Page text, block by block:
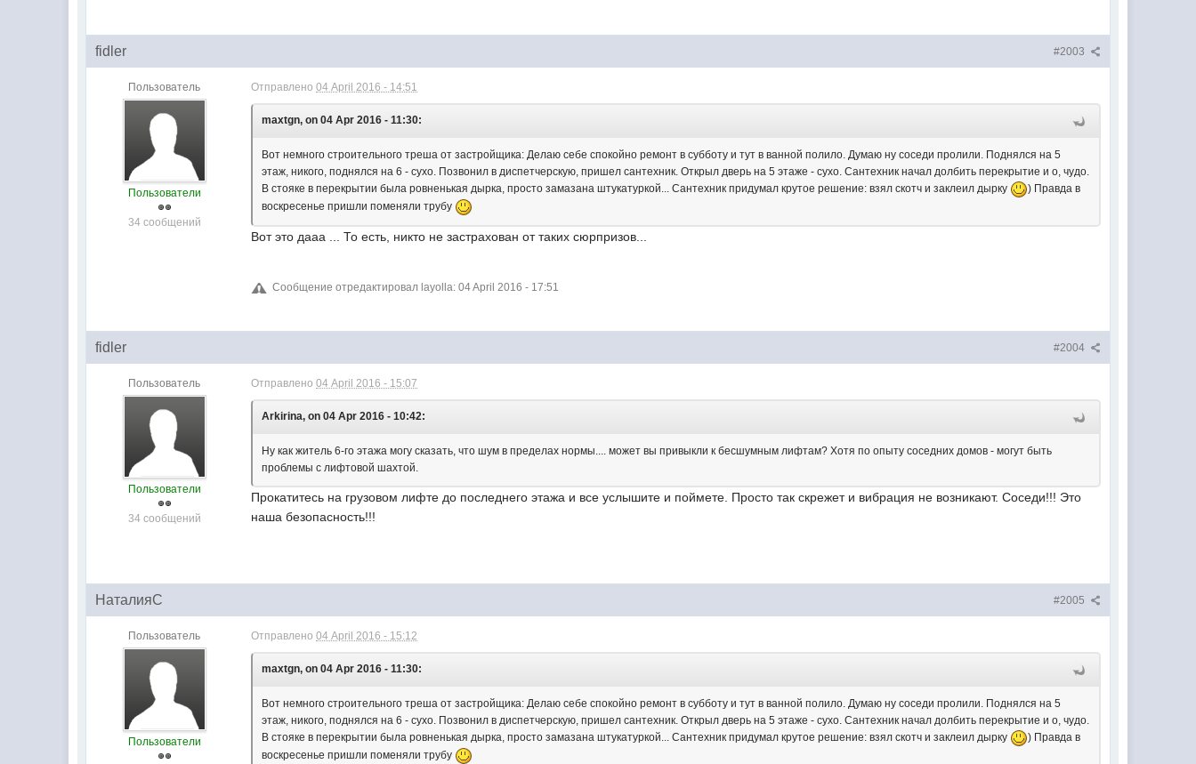
#2003
fidler
Пользователь
Пользователи
34 сообщений
Отправлено04 April 2016 - 14:51
maxtgn, on 04 Apr 2016 - 11:30:
Вот немного строительного треша от застройщика: Делаю себе спокойно ремонт в субботу и тут в ванной полило. Думаю ну соседи пролили. Поднялся на 5
этаж, никого, поднялся на 6 - сухо. Позвонил в диспетчерскую, пришел сантехник. Открыл дверь на 5 этаже - сухо. Сантехник начал долбить перекрытие и о, чудо.
В стояке в перекрытии была ровненькая дырка, просто замазана штукатуркой... Сантехник придумал крутое решение: взял скотч и заклеил дырку
) Правда в
воскресенье пришли поменяли трубу
Вот это дааа ... То есть, никто не застрахован от таких сюрпризов...
Сообщение отредактировал layolla: 04 April 2016 - 17:51
#2004
fidler
Пользователь
Пользователи
34 сообщений
Отправлено04 April 2016 - 15:07
Arkirina, on 04 Apr 2016 - 10:42:
Ну как житель 6-го этажа могу сказать, что шум в пределах нормы.... может вы привыкли к бесшумным лифтам? Хотя по опыту соседних домов - могут быть
проблемы с лифтовой шахтой.
Прокатитесь на грузовом лифте до последнего этажа и все услышите и поймете. Просто так скрежет и вибрация не возникают. Соседи!!! Это
наша безопасность!!!
#2005
НаталияС
Пользователь
Пользователи
Отправлено04 April 2016 - 15:12
maxtgn, on 04 Apr 2016 - 11:30:
Вот немного строительного треша от застройщика: Делаю себе спокойно ремонт в субботу и тут в ванной полило. Думаю ну соседи пролили. Поднялся на 5
этаж, никого, поднялся на 6 - сухо. Позвонил в диспетчерскую, пришел сантехник. Открыл дверь на 5 этаже - сухо. Сантехник начал долбить перекрытие и о, чудо.
В стояке в перекрытии была ровненькая дырка, просто замазана штукатуркой... Сантехник придумал крутое решение: взял скотч и заклеил дырку
) Правда в
воскресенье пришли поменяли трубу